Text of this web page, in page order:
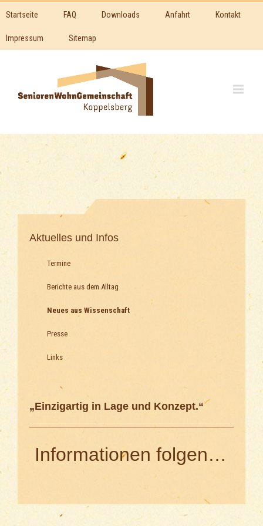
Startseite FAQ Downloads Anfahrt Kontakt
Impressum Sitemap
Aktuelles und Infos
Termine
Berichte aus dem Alltag
Neues aus Wissenschaft
Presse
Links
„Einzigartig in Lage und Konzept.“
Informationen folgen…